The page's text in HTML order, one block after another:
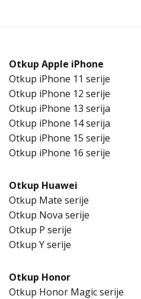
Otkup Apple iPhone
Otkup iPhone 11 serije
Otkup iPhone 12 serije
Otkup iPhone 13 serija
Otkup iPhone 14 serija
Otkup iPhone 15 serije
Otkup iPhone 16 serije
Otkup Huawei
Otkup Mate serije
Otkup Nova serije
Otkup P serije
Otkup Y serije
Otkup Honor
Otkup Honor Magic serije